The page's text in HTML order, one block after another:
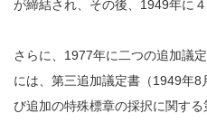
が締結され、その後、1949年に
さらに、1977年に二つの追加議
には、第三追加議定書（1949年8
び追加の特殊標章の採択に関す